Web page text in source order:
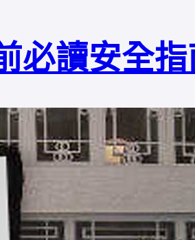
必讀安全指